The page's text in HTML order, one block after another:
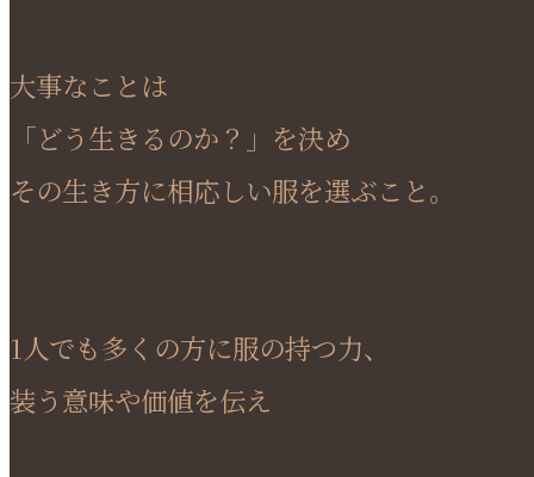
大事なことは
「どう生きるのか？」を決め
その生き方に相応しい服を選ぶこと。
1人でも多くの方に服の持つ力、
装う意味や価値を伝え